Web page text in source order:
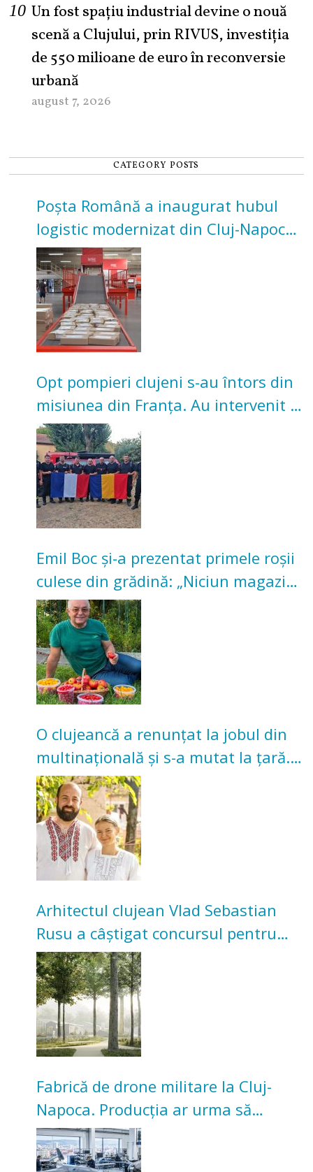
Un fost spațiu industrial devine o nouă
scenă a Clujului, prin RIVUS, investiția
de 550 milioane de euro în reconversie
urbană
august 7, 2026
CATEGORY POSTS
Poșta Română a inaugurat hubul
logistic modernizat din Cluj-Napoca.
Investiție de 3 milioane de euro
Opt pompieri clujeni s-au întors din
misiunea din Franța. Au intervenit la
incendii de vegetație și pădure
Emil Boc și-a prezentat primele roșii
culese din grădină: „Niciun magazin
nu poate oferi această satisfacție”
O clujeancă a renunțat la jobul din
multinațională și s-a mutat la țară.
Acum cultivă legume în grădina
bunicilor
Arhitectul clujean Vlad Sebastian
Rusu a câștigat concursul pentru
transformarea Grădinii Casei
Universitarilor
Fabrică de drone militare la Cluj-
Napoca. Producția ar urma să
înceapă în toamna acestui an